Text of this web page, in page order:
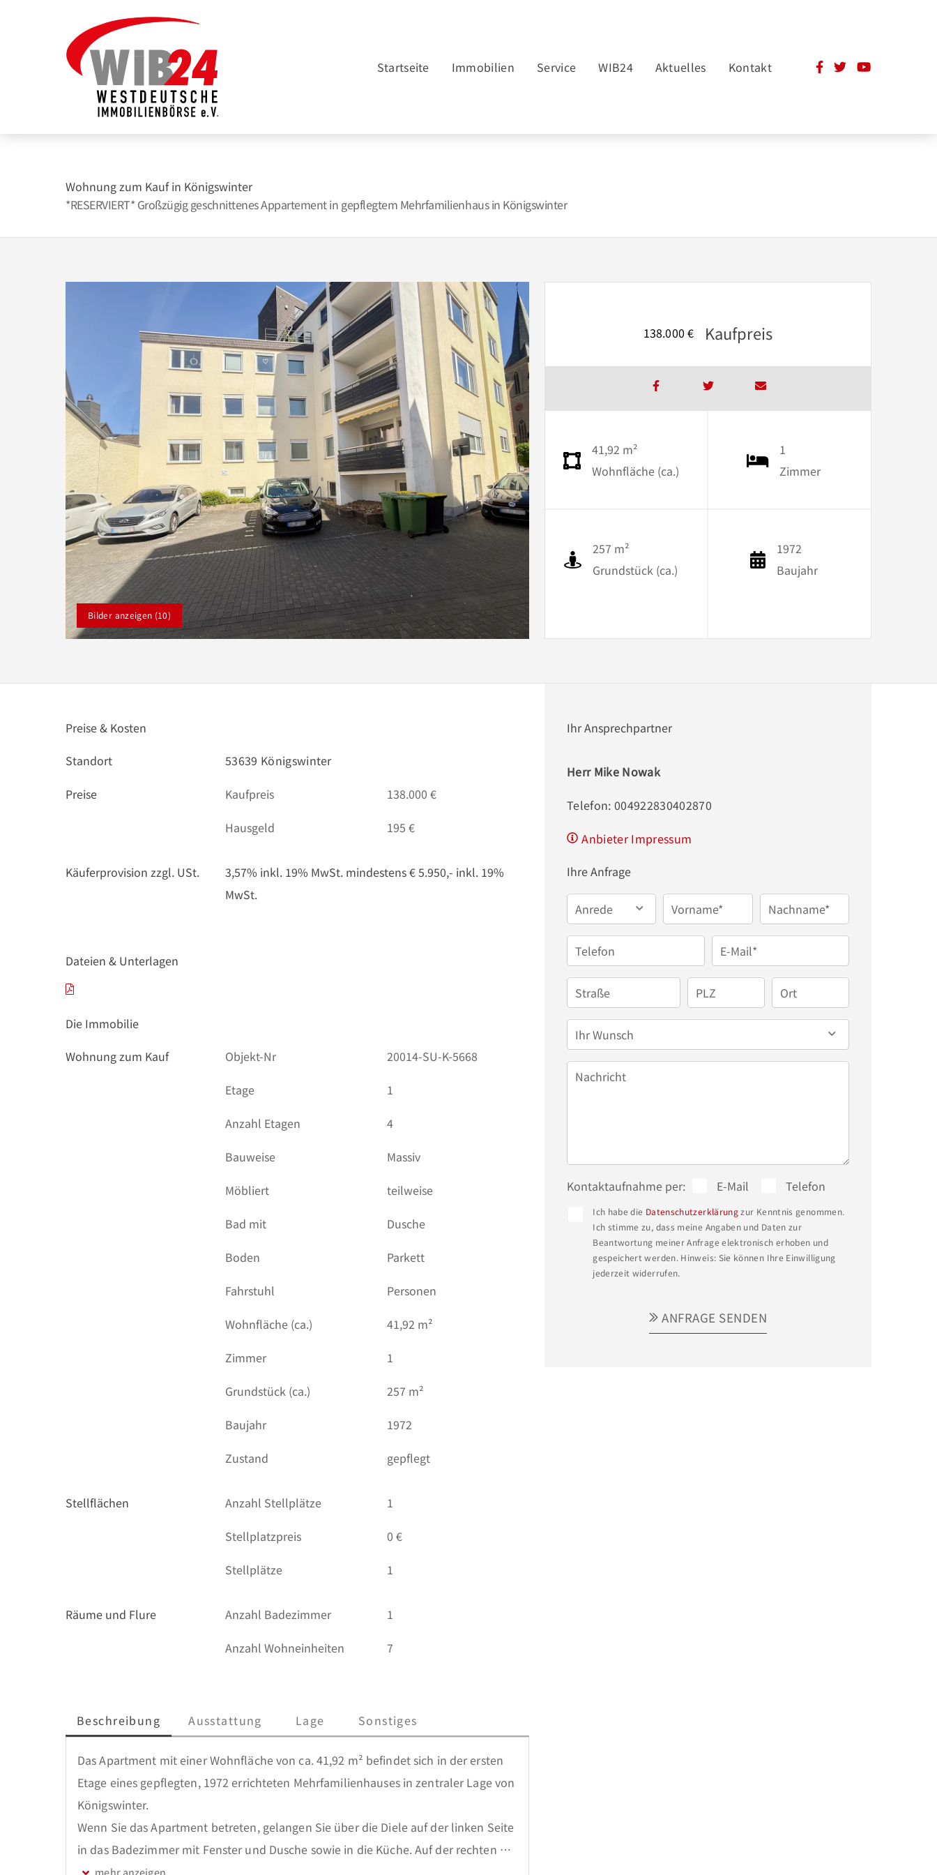
Startseite Immobilien Service WIB24 Aktuelles Kontakt
Wohnung zum Kauf in Königswinter
*RESERVIERT* Großzügig geschnittenes Appartement in gepflegtem Mehrfamilienhaus in Königswinter
Bilder anzeigen (10)
138.000 € Kaufpreis
41,92 m²
Wohnfläche (ca.)
1
Zimmer
257 m²
Grundstück (ca.)
1972
Baujahr
Preise & Kosten
Standort
53639 Königswinter
Preise
Kaufpreis
138.000 €
Hausgeld
195 €
Käuferprovision zzgl. USt.
3,57% inkl. 19% MwSt. mindestens € 5.950,- inkl. 19%
MwSt.
Dateien & Unterlagen
Die Immobilie
Wohnung zum Kauf
Objekt-Nr
20014-SU-K-5668
Etage
1
Anzahl Etagen
4
Bauweise
Massiv
Möbliert
teilweise
Bad mit
Dusche
Boden
Parkett
Fahrstuhl
Personen
Wohnfläche (ca.)
41,92 m²
Zimmer
1
Grundstück (ca.)
257 m²
Baujahr
1972
Zustand
gepflegt
Stellflächen Anzahl Stellplätze
1
Stellplatzpreis
0 €
Stellplätze
1
Räume und Flure Anzahl Badezimmer
1
Anzahl Wohneinheiten
7
Beschreibung Ausstattung Lage Sonstiges
Das Apartment mit einer Wohnfläche von ca. 41,92 m² befindet sich in der ersten
Etage eines gepflegten, 1972 errichteten Mehrfamilienhauses in zentraler Lage von
Königswinter.
Wenn Sie das Apartment betreten, gelangen Sie über die Diele auf der linken Seite
in das Badezimmer mit Fenster und Dusche sowie in die Küche. Auf der rechten
Seite befindet sich ein kleiner, praktischer Abstellraum. Geradeaus erreichen Sie
Ihr Ansprechpartner
Herr Mike Nowak
Telefon: 004922830402870
Anbieter Impressum
Ihre Anfrage
Anrede Vorname* Nachname*
Telefon E-Mail*
Straße PLZ Ort
Ihr Wunsch
Nachricht
Kontaktaufnahme per: E-Mail Telefon
Ich habe die Datenschutzerklärung zur Kenntnis genommen.
Ich stimme zu, dass meine Angaben und Daten zur
Beantwortung meiner Anfrage elektronisch erhoben und
gespeichert werden. Hinweis: Sie können Ihre Einwilligung
jederzeit widerrufen.
ANFRAGE SENDEN